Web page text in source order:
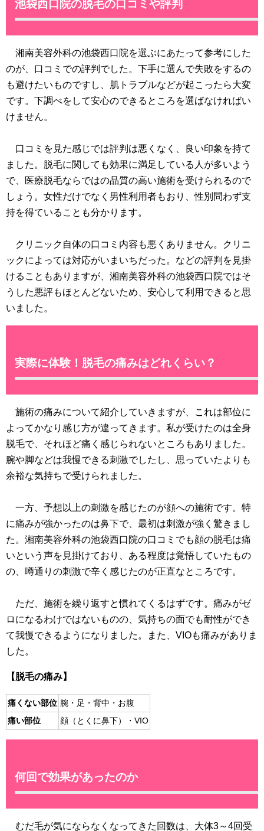
池袋西口院の脱毛の口コミや評判
湘南美容外科の池袋西口院を選ぶにあたって参考にした
のが、口コミでの評判でした。下手に選んで失敗をするの
も避けたいものですし、肌トラブルなどが起こったら大変
です。下調べをして安心のできるところを選ばなければい
けません。
口コミを見た感じでは評判は悪くなく、良い印象を持て
ました。脱毛に関しても効果に満足している人が多いよう
で、医療脱毛ならではの品質の高い施術を受けられるので
しょう。女性だけでなく男性利用者もおり、性別問わず支
持を得ていることも分かります。
クリニック自体の口コミ内容も悪くありません。クリニ
ックによっては対応がいまいちだった。などの評判を見掛
けることもありますが、湘南美容外科の池袋西口院ではそ
うした悪評もほとんどないため、安心して利用できると思
いました。
実際に体験！脱毛の痛みはどれくらい？
施術の痛みについて紹介していきますが、これは部位に
よってかなり感じ方が違ってきます。私が受けたのは全身
脱毛で、それほど痛く感じられないところもありました。
腕や脚などは我慢できる刺激でしたし、思っていたよりも
余裕な気持ちで受けられました。
一方、予想以上の刺激を感じたのが顔への施術です。特
に痛みが強かったのは鼻下で、最初は刺激が強く驚きまし
た。湘南美容外科の池袋西口院の口コミでも顔の脱毛は痛
いという声を見掛けており、ある程度は覚悟していたもの
の、噂通りの刺激で辛く感じたのが正直なところです。
ただ、施術を繰り返すと慣れてくるはずです。痛みがゼ
ロになるわけではないものの、気持ちの面でも耐性ができ
て我慢できるようになりました。また、VIOも痛みがありま
した。
【脱毛の痛み】
痛くない部位 腕・足・背中・お腹
痛い部位
顔（とくに鼻下）・VIO
何回で効果があったのか
むだ毛が気にならなくなってきた回数は、大体3～4回受